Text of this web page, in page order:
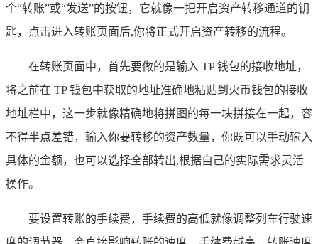
个“转账”或“发送”的按钮，它就像一把开启资产转移通道的钥
匙，点击进入转账页面后,你将正式开启资产转移的流程。
在转账页面中，首先要做的是输入 TP 钱包的接收地址，
将之前在 TP 钱包中获取的地址准确地粘贴到火币钱包的接收
地址栏中，这一步就像精确地将拼图的每一块拼接在一起，容
不得半点差错，输入你要转移的资产数量，你既可以手动输入
具体的金额，也可以选择全部转出,根据自己的实际需求灵活
操作。
要设置转账的手续费，手续费的高低就像调整列车行驶速